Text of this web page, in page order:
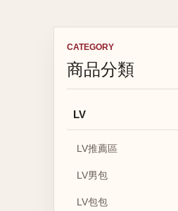
CATEGORY
商品分類
LV
LV推薦區
LV男包
LV包包